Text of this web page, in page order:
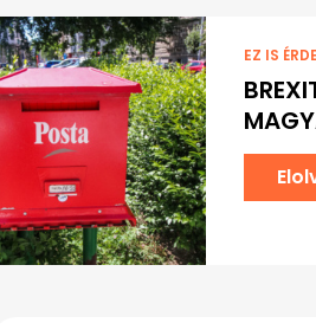
EZ IS